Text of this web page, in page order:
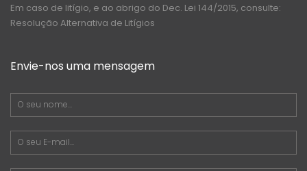
Em caso de litígio, e ao abrigo do Dec. Lei 144/2015, consulte:
Resolução Alternativa de Litígios
Envie-nos uma mensagem